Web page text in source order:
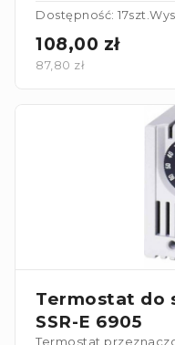
zwartym (NC)
2. Termostat ze
służący do
wymiennikami ciepła
Dostępność: 17szt.
108,00 zł
87,80 zł
Termostat do
SSR-E 6905
Termostat